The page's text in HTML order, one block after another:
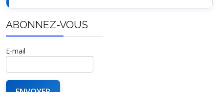
ABONNEZ-VOUS
E-mail